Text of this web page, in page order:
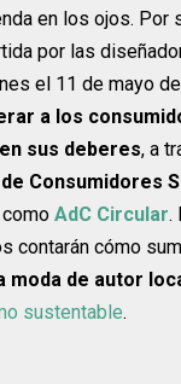
en los ojos. Por
por las
el 11 de mayo
a los
sus deberes, a
Consumidores
comoAdC Circular.
contarán cómo
moda de autor
sustentable.